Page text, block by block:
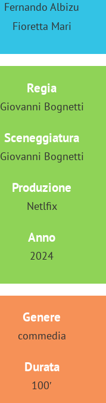
Fernando Albizu
Fioretta Mari
Regia
Giovanni Bognetti
Sceneggiatura
Giovanni Bognetti
Produzione
Netlfix
Anno
2024
Genere
commedia
Durata
100′